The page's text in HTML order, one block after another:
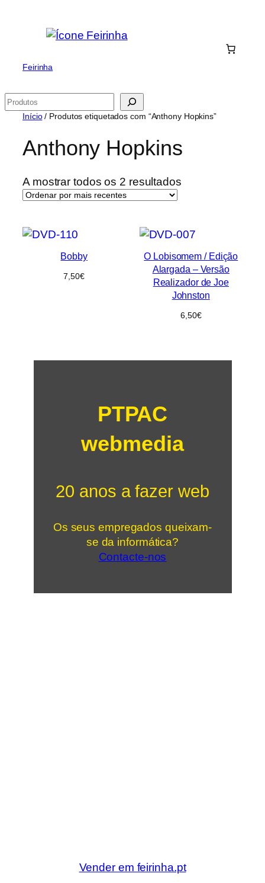
Feirinha
Pesquisar
Início/ Produtos etiquetados com “Anthony Hopkins”
Anthony Hopkins
A mostrar todos os 2 resultadosOrdenado
Bobby
7,50€
O Lobisomem / Edição
Alargada – Versão
Realizador de Joe
Johnston
6,50€
PTPAC
webmedia
20 anos a fazer web
Os seus empregados queixam-
se da informática?
Contacte-nos
Vender em feirinha.pt